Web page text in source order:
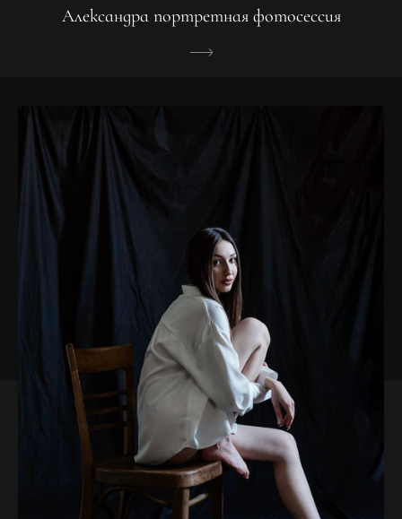
Александра портретная фотосессия